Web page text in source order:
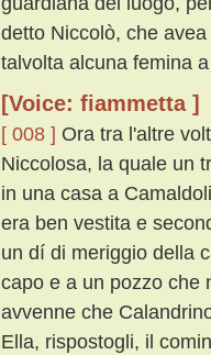
detto Niccolò, che
talvolta alcuna femina
[Voice: fiammetta ]
[ 008 ] Ora tra l'altre
Niccolosa, la quale un
in una casa a
era ben vestita e
un dí di meriggio della
capo e a un pozzo che
avvenne che
Ella, rispostogli, il